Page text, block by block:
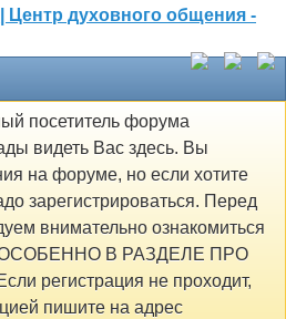
посетитель форума
видеть Вас здесь. Вы
на форуме, но если хотите
зарегистрироваться. Перед
внимательно ознакомиться
ОСОБЕННО В РАЗДЕЛЕ ПРО
регистрация не проходит,
пишите на адрес